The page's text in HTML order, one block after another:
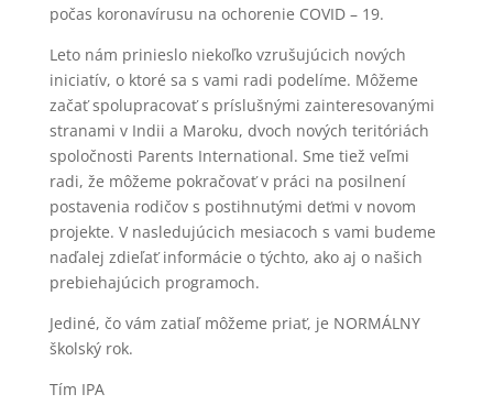
počas koronavírusu na ochorenie COVID – 19.
Leto nám prinieslo niekoľko vzrušujúcich nových
iniciatív, o ktoré sa s vami radi podelíme. Môžeme
začať spolupracovať s príslušnými zainteresovanými
stranami v Indii a Maroku, dvoch nových teritóriách
spoločnosti Parents International. Sme tiež veľmi
radi, že môžeme pokračovať v práci na posilnení
postavenia rodičov s postihnutými deťmi v novom
projekte. V nasledujúcich mesiacoch s vami budeme
naďalej zdieľať informácie o týchto, ako aj o našich
prebiehajúcich programoch.
Jediné, čo vám zatiaľ môžeme priať, je NORMÁLNY
školský rok.
Tím IPA